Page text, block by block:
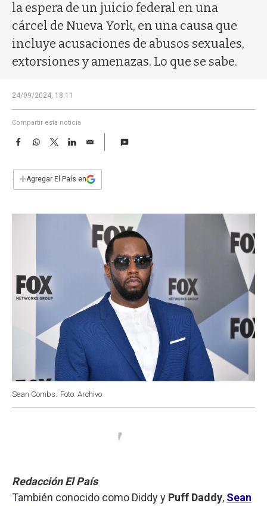
la espera de un juicio federal en una
cárcel de Nueva York, en una causa que
incluye acusaciones de abusos sexuales,
extorsiones y amenazas. Lo que se sabe.
24/09/2024, 18:11
Compartir esta noticia
F
e
b
W
s
T
w
t
L
E
i
l
+Agregar El País en
Sean Combs. Foto: Archivo
Redacción El País
También conocido como Diddy y Puff Daddy, Sean